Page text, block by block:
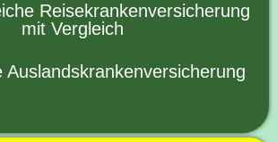
Reisekrankenversicherung
mit Vergleich
Auslandskrankenversicherung